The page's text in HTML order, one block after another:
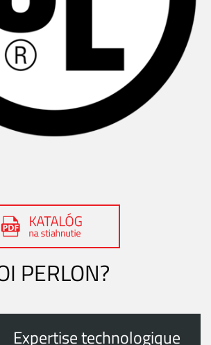
PERLON?
Expertise technologique